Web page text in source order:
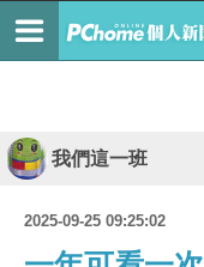
我們這一班
2025-09-25 09:25:02